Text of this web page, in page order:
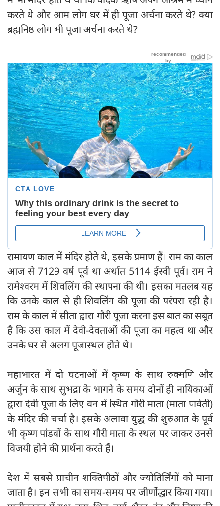
करते थे और आम लोग घर में ही पूजा अर्चना करते थे? क्या
ब्रह्मनिष्ठ लोग भी पूजा अर्चना करते थे?
रामायण काल में मंदिर होते थे, इसके प्रमाण हैं। राम का काल
आज से 7129 वर्ष पूर्व था अर्थात 5114 ईस्वी पूर्व। राम ने
रामेश्वरम में शिवलिंग की स्थापना की थी। इसका मतलब यह
कि उनके काल से ही शिवलिंग की पूजा की परंपरा रही है।
राम के काल में सीता द्वारा गौरी पूजा करना इस बात का सबूत
है कि उस काल में देवी-देवताओं की पूजा का महत्व था और
उनके घर से अलग पूजास्‍थल होते थे।
महाभारत में दो घटनाओं में कृष्ण के साथ रुक्मणि और
अर्जुन के साथ सुभद्रा के भागने के समय दोनों ही नायिकाओं
द्वारा देवी पूजा के लिए वन में स्थित गौरी माता (माता पार्वती)
के मंदिर की चर्चा है। इसके अलावा युद्ध की शुरुआत के पूर्व
भी कृष्ण पांडवों के साथ गौरी माता के स्थल पर जाकर उनसे
विजयी होने की प्रार्थना करते हैं।
देश में सबसे प्राचीन शक्तिपीठों और ज्योतिर्लिंगों को माना
जाता है। इन सभी का समय-समय पर जीर्णोद्धार किया गया।